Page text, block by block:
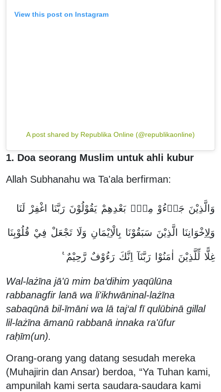
View this post on Instagram
A post shared by Republika Online (@republikaonline)
1. Doa seorang Muslim untuk ahli kubur
Allah Subhanahu wa Ta'ala berfirman:
وَالَّذِيْنَ جَاۤءُوْ مِنْۢ بَعْدِهِمْ يَقُوْلُوْنَ رَبَّنَا اغْفِرْ لَنَا
وَلِاِخْوَانِنَا الَّذِيْنَ سَبَقُوْنَا بِالْاِيْمَانِ وَلَا تَجْعَلْ فِيْ قُلُوْبِنَا
غِلًّا لِّلَّذِيْنَ اٰمَنُوْا رَبَّنَآ اِنَّكَ رَءُوْفٌ رَّحِيْمٌ
Wal-lażīna jā'ū mim ba‘dihim yaqūlūna
rabbanagfir lanā wa li'ikhwāninal-lażīna
sabaqūnā bil-īmāni wa lā taj‘al fī qulūbinā gillal
lil-lażīna āmanū rabbanā innaka ra'ūfur
raḥīm(un).
Orang-orang yang datang sesudah mereka
(Muhajirin dan Ansar) berdoa, “Ya Tuhan kami,
ampunilah kami serta saudara-saudara kami